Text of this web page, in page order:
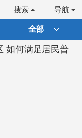
导航
搜索
全部
如何满足居民普